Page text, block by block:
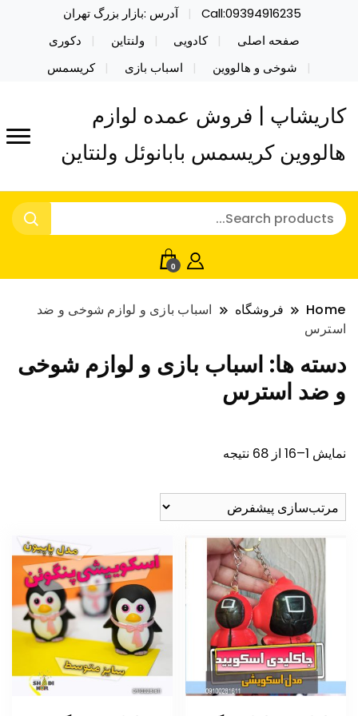
Call:09394916235
آدرس :بازار بزرگ تهران
صفحه اصلی
کادویی ولنتاین
دکوری
شوخی و هالووین
اسباب بازی کریسمس
کاریشاپ | فروش عمده لوازم
هالووین کریسمس بابانوئل ولنتاین
0
Home فروشگاه
اسباب بازی و لوازم شوخی و ضد
استرس
دسته ها: اسباب بازی و لوازم شوخی
و ضد استرس
نمایش 1–16 از 68 نتیجه